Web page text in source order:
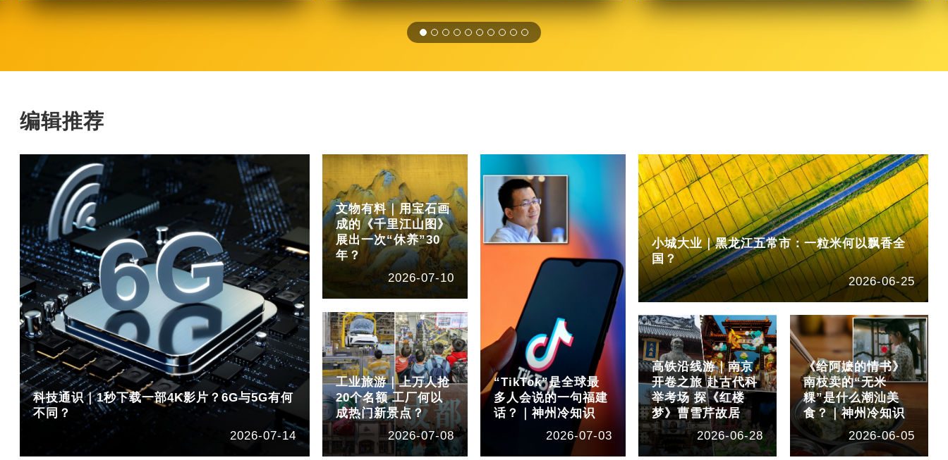
编辑推荐
科技通识｜1秒下载一部4K影片？6G与5G有何
不同？
2026-07-14
文物有料｜用宝石画
成的《千里江山图》
展出一次“休养”30
年？
2026-07-10
工业旅游｜上万人抢
20个名额 工厂何以
成热门新景点？
2026-07-08
“TikTok”是全球最
多人会说的一句福建
话？｜神州冷知识
2026-07-03
小城大业｜黑龙江五常市：一粒米何以飘香全
国？
2026-06-25
高铁沿线游｜南京
开卷之旅 赴古代科
举考场 探《红楼
梦》曹雪芹故居
2026-06-28
《给阿嬷的情书》
南枝卖的“无米
粿”是什么潮汕美
食？｜神州冷知识
2026-06-05